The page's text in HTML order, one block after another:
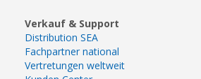
Verkauf & Support
Distribution SEA
Fachpartner national
Vertretungen weltweit